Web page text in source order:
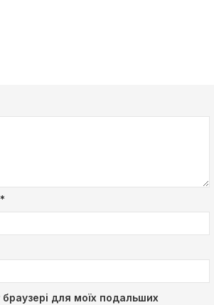
*
для моїх подальших